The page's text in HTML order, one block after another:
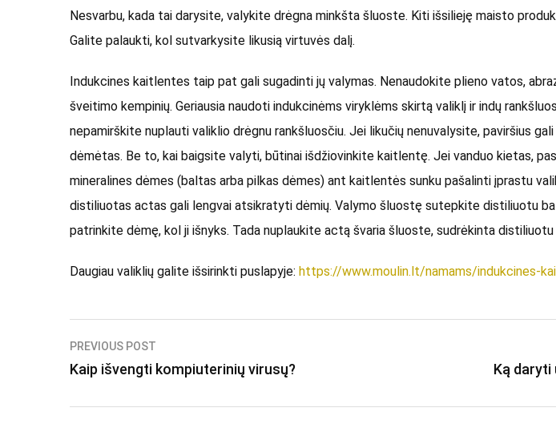
Nesvarbu, kada tai darysite, valykite drėgna minkšta šluoste. Kiti išsilieję maisto
Galite palaukti, kol sutvarkysite likusią virtuvės dalį.
Indukcines kaitlentes taip pat gali sugadinti jų valymas. Nenaudokite plieno vatos,
šveitimo kempinių. Geriausia naudoti indukcinėms viryklėms skirtą valiklį ir indų
nepamirškite nuplauti valiklio drėgnu rankšluosčiu. Jei likučių nenuvalysite, paviršius
dėmėtas. Be to, kai baigsite valyti, būtinai išdžiovinkite kaitlentę. Jei vanduo kietas,
mineralines dėmes (baltas arba pilkas dėmes) ant kaitlentės sunku pašalinti įprastu
distiliuotas actas gali lengvai atsikratyti dėmių. Valymo šluostę sutepkite distiliuotu
patrinkite dėmę, kol ji išnyks. Tada nuplaukite actą švaria šluoste, sudrėkinta distiliuotu
Daugiau valiklių galite išsirinkti puslapyje: https://www.moulin.lt/namams/indukcines-
Navigacija
tarp
PREVIOUS POST
Kaip išvengti kompiuterinių virusų? Ką